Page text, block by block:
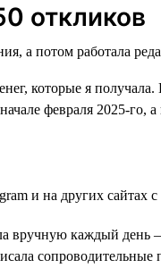
откликов
которые я
февраля 2025-го,
и на других
вручную каждый
сопроводительные